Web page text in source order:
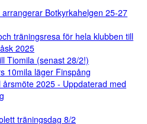
Botkyrkahelgen 25-27
träningsresa för hela klubben till
2025
Tiomila (senast 28/2!)
10mila läger Finspång
årsmöte 2025 - Uppdaterad med
träningsdag 8/2